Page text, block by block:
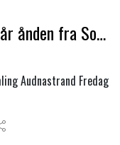
Dan Hessellund.” Når ånden fra Sodoma og Gomorra er som en røyk som sniker seg inn i Guds forsamling.”
Audnastrand Fredag